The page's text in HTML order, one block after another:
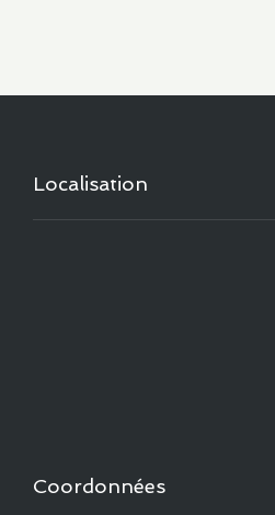
Localisation
Coordonnées